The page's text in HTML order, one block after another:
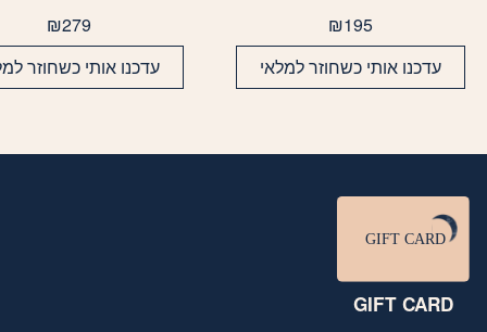
₪195
עדכנו אותי כשחוזר למלאי
₪279
עדכנו אותי כשחוזר
GIFT CARD